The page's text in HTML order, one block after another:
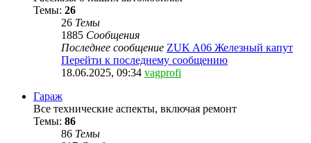
Темы: 26
26 Темы
1885 Сообщения
Последнее сообщение ZUK A06 Железный капут
Перейти к последнему сообщению
18.06.2025, 09:34 vagprofi
Гараж
Все технические аспекты, включая ремонт
Темы: 86
86 Темы